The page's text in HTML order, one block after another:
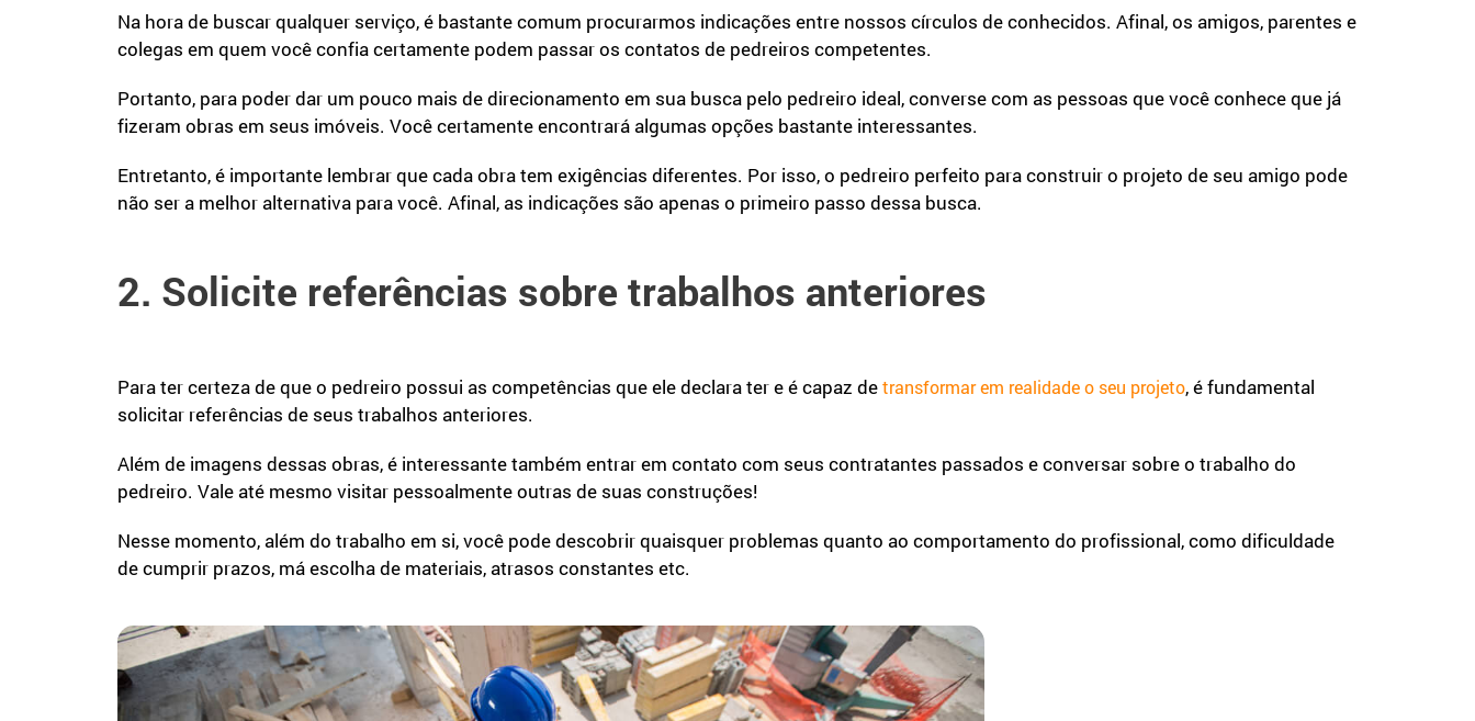
Na hora de buscar qualquer serviço, é bastante comum procurarmos indicações entre nossos círculos de conhecidos. Afinal, os amigos, parentes e
colegas em quem você confia certamente podem passar os contatos de pedreiros competentes.
Portanto, para poder dar um pouco mais de direcionamento em sua busca pelo pedreiro ideal, converse com as pessoas que você conhece que já
fizeram obras em seus imóveis. Você certamente encontrará algumas opções bastante interessantes.
Entretanto, é importante lembrar que cada obra tem exigências diferentes. Por isso, o pedreiro perfeito para construir o projeto de seu amigo pode
não ser a melhor alternativa para você. Afinal, as indicações são apenas o primeiro passo dessa busca.
2. Solicite referências sobre trabalhos anteriores
Para ter certeza de que o pedreiro possui as competências que ele declara ter e é capaz detransformar em realidade o seu projeto, é fundamental
solicitar referências de seus trabalhos anteriores.
Além de imagens dessas obras, é interessante também entrar em contato com seus contratantes passados e conversar sobre o trabalho do
pedreiro. Vale até mesmo visitar pessoalmente outras de suas construções!
Nesse momento, além do trabalho em si, você pode descobrir quaisquer problemas quanto ao comportamento do profissional, como dificuldade
de cumprir prazos, má escolha de materiais, atrasos constantes etc.